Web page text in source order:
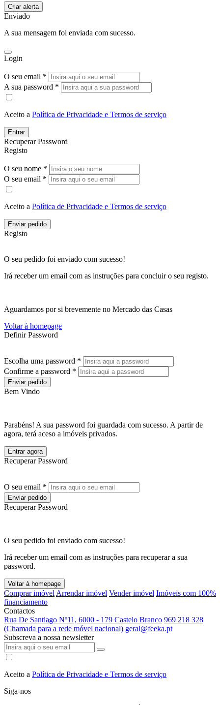
Enviado
A sua mensagem foi enviada com sucesso.
Login
O seu email *
A sua password *
Aceito a Política de Privacidade e Termos de serviço
Entrar
Recuperar Password
Registo
O seu nome *
O seu email *
Aceito a Política de Privacidade e Termos de serviço
Enviar pedido
Registo
O seu pedido foi enviado com sucesso!
Irá receber um email com as instruções para concluir o seu registo.
Aguardamos por si brevemente no Mercado das Casas
Voltar à homepage
Definir Password
Escolha uma password *
Confirme a password *
Enviar pedido
Bem Vindo
Parabéns! A sua password foi guardada com sucesso. A partir de
agora, terá aceso a imóveis privados.
Entrar agora
Recuperar Password
O seu email *
Enviar pedido
Recuperar Password
O seu pedido foi enviado com sucesso!
Irá receber um email com as instruções para recuperar a sua
password.
Voltar à homepage
Comprar imóvel Arrendar imóvel Vender imóvel Imóveis com 100%
financiamento
Contactos
Rua De Santiago Nº11, 6000 - 179 Castelo Branco 969 218 328
(Chamada para a rede móvel nacional) geral@feeka.pt
Subscreva a nossa newsletter
Aceito a Política de Privacidade e Termos de serviço
Siga-nos